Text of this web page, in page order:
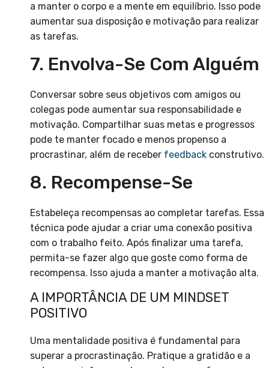
a manter o corpo e a mente em equilíbrio. Isso pode
aumentar sua disposição e motivação para realizar
as tarefas.
7. Envolva-Se Com Alguém
Conversar sobre seus objetivos com amigos ou
colegas pode aumentar sua responsabilidade e
motivação. Compartilhar suas metas e progressos
pode te manter focado e menos propenso a
procrastinar, além de receber feedback construtivo.
8. Recompense-Se
Estabeleça recompensas ao completar tarefas. Essa
técnica pode ajudar a criar uma conexão positiva
com o trabalho feito. Após finalizar uma tarefa,
permita-se fazer algo que goste como forma de
recompensa. Isso ajuda a manter a motivação alta.
A IMPORTÂNCIA DE UM MINDSET
POSITIVO
Uma mentalidade positiva é fundamental para
superar a procrastinação. Pratique a gratidão e a